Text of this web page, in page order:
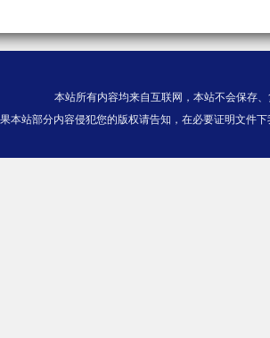
本站所有内容均来自互联网，本站不会保存
本站部分内容侵犯您的版权请告知，在必要证明文件